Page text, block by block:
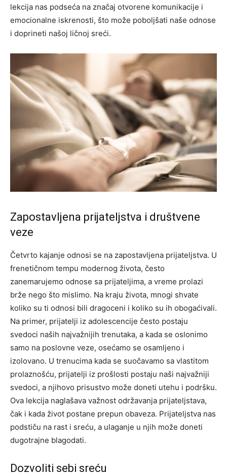
lekcija nas podseća na značaj otvorene komunikacije i
emocionalne iskrenosti, što može poboljšati naše odnose
i doprineti našoj ličnoj sreći.
Zapostavljena prijateljstva i društvene
veze
Četvrto kajanje odnosi se na zapostavljena prijateljstva. U
frenetičnom tempu modernog života, često
zanemarujemo odnose sa prijateljima, a vreme prolazi
brže nego što mislimo. Na kraju života, mnogi shvate
koliko su ti odnosi bili dragoceni i koliko su ih obogaćivali.
Na primer, prijatelji iz adolescencije često postaju
svedoci naših najvažnijih trenutaka, a kada se oslonimo
samo na poslovne veze, osećamo se osamljeno i
izolovano. U trenucima kada se suočavamo sa vlastitom
prolaznošću, prijatelji iz prošlosti postaju naši najvažniji
svedoci, a njihovo prisustvo može doneti utehu i podršku.
Ova lekcija naglašava važnost održavanja prijateljstava,
čak i kada život postane prepun obaveza. Prijateljstva nas
podstiču na rast i sreću, a ulaganje u njih može doneti
dugotrajne blagodati.
Dozvoliti sebi sreću